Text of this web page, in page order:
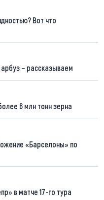
Вот что
– рассказываем
6 млн тонн зерна
«Барселоны» по
в матче 17-го тура